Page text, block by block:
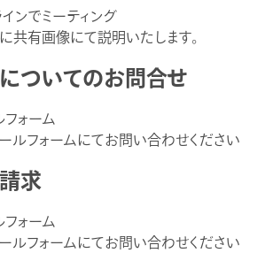
インでミーティング
共有画像にて説明いたします。
ついてのお問合せ
フォーム
ールフォームにてお問い合わせください
求
フォーム
ールフォームにてお問い合わせください